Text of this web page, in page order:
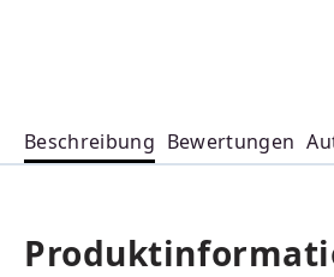
Beschreibung Bewertungen